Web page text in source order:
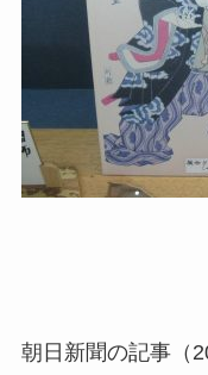
朝日新聞の記事（